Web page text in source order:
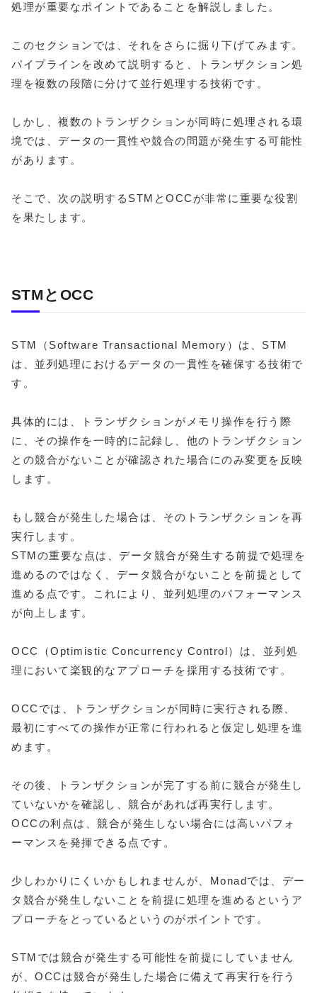
処理が重要なポイントであることを解説しました。
このセクションでは、それをさらに掘り下げてみます。
パイプラインを改めて説明すると、トランザクション処
理を複数の段階に分けて並行処理する技術です。
しかし、複数のトランザクションが同時に処理される環
境では、データの一貫性や競合の問題が発生する可能性
があります。
そこで、次の説明するSTMとOCCが非常に重要な役割
を果たします。
STMとOCC
STM（Software Transactional Memory）は、STM
は、並列処理におけるデータの一貫性を確保する技術で
す。
具体的には、トランザクションがメモリ操作を行う際
に、その操作を一時的に記録し、他のトランザクション
との競合がないことが確認された場合にのみ変更を反映
します。
もし競合が発生した場合は、そのトランザクションを再
実行します。
STMの重要な点は、データ競合が発生する前提で処理を
進めるのではなく、データ競合がないことを前提として
進める点です。これにより、並列処理のパフォーマンス
が向上します。
OCC（Optimistic Concurrency Control）は、並列処
理において楽観的なアプローチを採用する技術です。
OCCでは、トランザクションが同時に実行される際、
最初にすべての操作が正常に行われると仮定し処理を進
めます。
その後、トランザクションが完了する前に競合が発生し
ていないかを確認し、競合があれば再実行します。
OCCの利点は、競合が発生しない場合には高いパフォ
ーマンスを発揮できる点です。
少しわかりにくいかもしれませんが、Monadでは、デー
タ競合が発生しないことを前提に処理を進めるというア
プローチをとっているというのがポイントです。
STMでは競合が発生する可能性を前提にしていません
が、OCCは競合が発生した場合に備えて再実行を行う